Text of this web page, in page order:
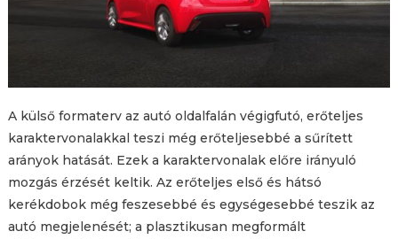
A külső formaterv az autó oldalfalán végigfutó, erőteljes
karaktervonalakkal teszi még erőteljesebbé a sűrített
arányok hatását. Ezek a karaktervonalak előre irányuló
mozgás érzését keltik. Az erőteljes első és hátsó
kerékdobok még feszesebbé és egységesebbé teszik az
autó megjelenését; a plasztikusan megformált